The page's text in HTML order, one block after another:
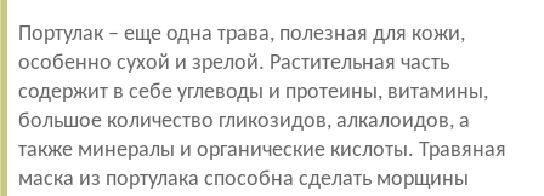
Портулак – еще одна трава, полезная для кожи,
особенно сухой и зрелой. Растительная часть
содержит в себе углеводы и протеины, витамины,
большое количество гликозидов, алкалоидов, а
также минералы и органические кислоты. Травяная
маска из портулака способна сделать морщины